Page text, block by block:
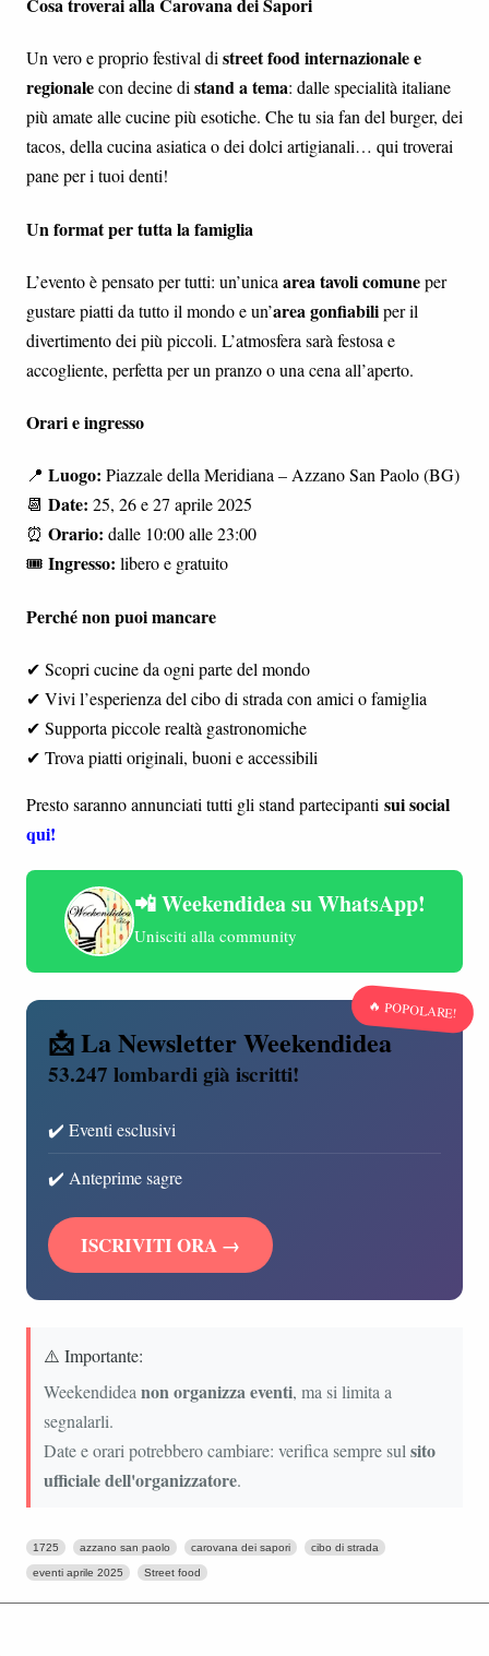
Un vero e proprio festival distreet food internazionale e
regionalecon decine distand a tema: dalle specialità italiane
più amate alle cucine più esotiche. Che tu sia fan del burger, dei
tacos, della cucina asiatica o dei dolci artigianali… qui troverai
pane per i tuoi denti!
Un format per tutta la famiglia
L’evento è pensato per tutti: un’unica area tavoli comuneper
gustare piatti da tutto il mondo e un’area gonfiabiliper il
divertimento dei più piccoli. L’atmosfera sarà festosa e
accogliente, perfetta per un pranzo o una cena all’aperto.
Orari e ingresso
📍 Luogo: Piazzale della Meridiana – Azzano San Paolo (BG)
📆 Date: 25, 26 e 27 aprile 2025
⏰ Orario: dalle 10:00 alle 23:00
🎟️ Ingresso: libero e gratuito
Perché non puoi mancare
✔ Scopri cucine da ogni parte del mondo
✔ Vivi l’esperienza del cibo di strada con amici o famiglia
✔ Supporta piccole realtà gastronomiche
✔ Trova piatti originali, buoni e accessibili
Presto saranno annunciati tutti gli stand partecipanti sui social
qui!
📲 Weekendidea su WhatsApp!
Unisciti alla community
🔥 POPOLARE!
📩 La Newsletter Weekendidea
53.247 lombardi già iscritti!
✔️ Eventi esclusivi
✔️ Anteprime sagre
ISCRIVITI ORA →
⚠️ Importante:
Weekendidea non organizza eventi, ma si limita a
segnalarli.
Date e orari potrebbero cambiare: verifica sempre sul sito
ufficiale dell'organizzatore.
1725 azzano san paolo carovana dei sapori cibo di strada
eventi aprile 2025 Street food